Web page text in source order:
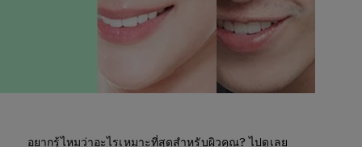
อยากรู้ไหมว่าอะไรเหมาะที่สุดสำหรับผิวคุณ? ไปดูเลย